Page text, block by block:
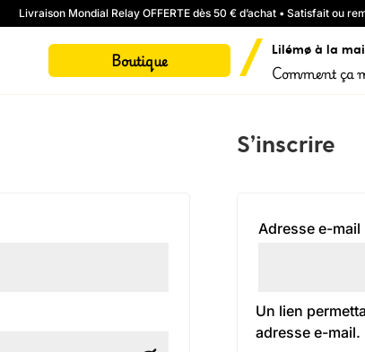
Livraison Mondial Relay OFFERTE dès 50 € d’achat • Satisfait ou
Boutique Lilémø à la
Comment ça
S’inscrire
Adresse e-mail
Un lien
adresse e-mail.